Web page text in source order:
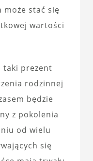
może stać się
wartości
taki prezent
rodzinnej
będzie
z pokolenia
od wielu
się